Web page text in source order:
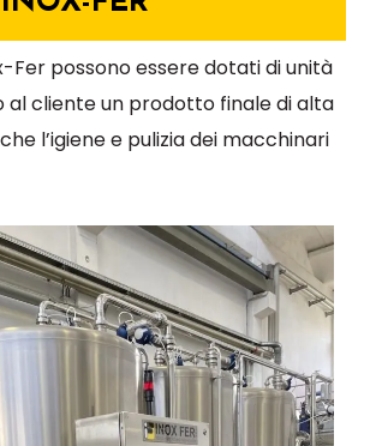
Fer possono essere dotati di unità
al cliente un prodotto finale di alta
l’igiene e pulizia dei macchinari